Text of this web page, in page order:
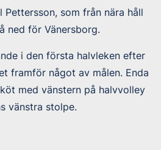
som från nära håll
ned för Vänersborg.
i den första halvleken efter
framför något av målen. Enda
med vänstern på halvvolley
vänstra stolpe.